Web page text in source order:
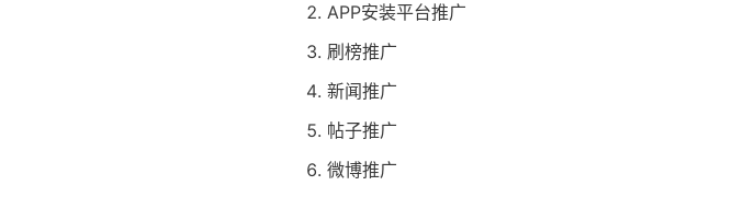
APP安装平台推广
刷榜推广
新闻推广
帖子推广
微博推广